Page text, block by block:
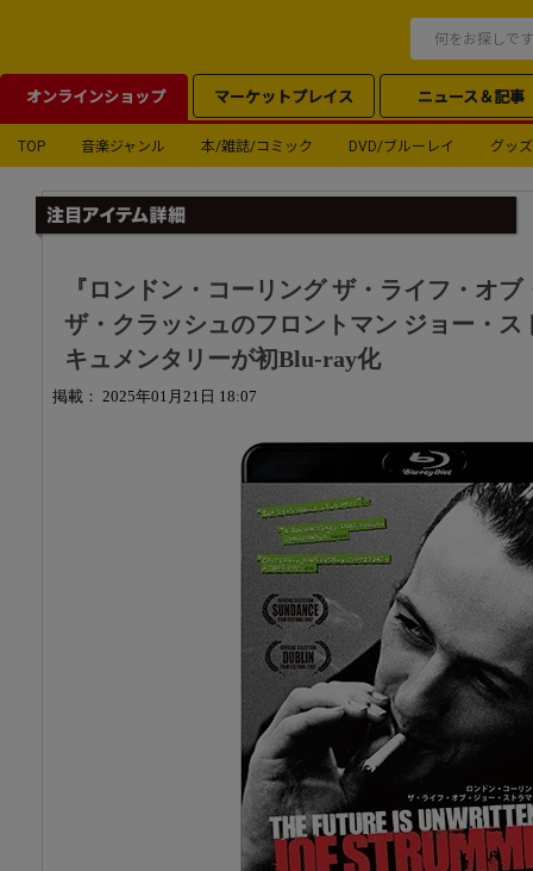
オンラインショップ マーケットプレイス ニュース＆記事
TOP 音楽ジャンル 本/雑誌/コミック DVD/ブルーレイ グッズ
『ロンドン・コーリング ザ・ライフ・オ
ザ・クラッシュのフロントマン ジョー・ス
キュメンタリーが初Blu-ray化
掲載： 2025年01月21日 18:07